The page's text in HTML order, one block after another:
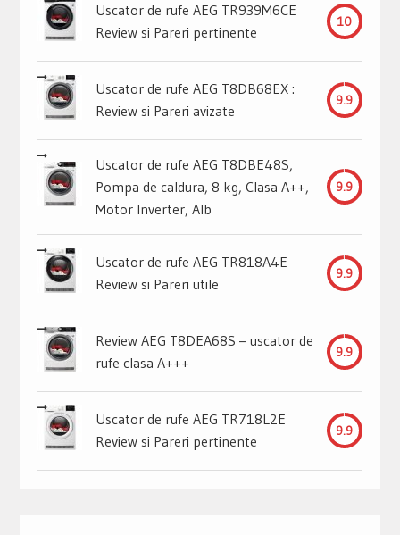
Uscator de rufe AEG TR939M6CE
Review si Pareri pertinente
10
Uscator de rufe AEG T8DB68EX :
Review si Pareri avizate
9.9
Uscator de rufe AEG T8DBE48S,
Pompa de caldura, 8 kg, Clasa A++,
Motor Inverter, Alb
9.9
Uscator de rufe AEG TR818A4E
Review si Pareri utile
9.9
Review AEG T8DEA68S – uscator de
rufe clasa A+++
9.9
Uscator de rufe AEG TR718L2E
Review si Pareri pertinente
9.9